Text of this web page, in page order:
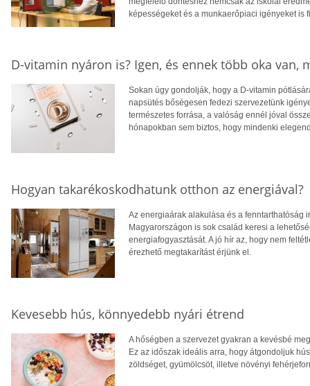
képességeket és a munkaerőpiaci igényeket is
D-vitamin nyáron is? Igen, és ennek több oka van,
Sokan úgy gondolják, hogy a D-vitamin
napsütés bőségesen fedezi szervezetünk
természetes forrása, a valóság ennél jóval
hónapokban sem biztos, hogy mindenki
Hogyan takarékoskodhatunk otthon az energiával?
Az energiaárak alakulása és a fenntarthatóság
Magyarországon is sok család keresi a
energiafogyasztását. A jó hír az, hogy nem
érezhető megtakarítást érjünk el.
Kevesebb hús, könnyedebb nyári étrend
A hőségben a szervezet gyakran a kevésbé
Ez az időszak ideális arra, hogy átgondoljuk
zöldséget, gyümölcsöt, illetve növényi